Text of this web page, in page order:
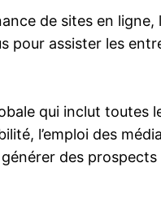
de sites en ligne,
pour assister les
qui inclut toutes
l’emploi des
des